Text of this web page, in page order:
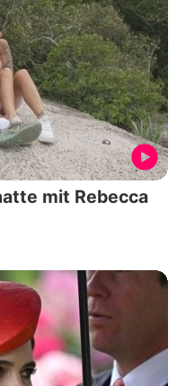
mit Rebecca